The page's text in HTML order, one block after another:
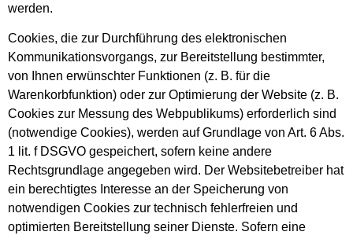
werden.
Cookies, die zur Durchführung des elektronischen
Kommunikationsvorgangs, zur Bereitstellung bestimmter,
von Ihnen erwünschter Funktionen (z. B. für die
Warenkorbfunktion) oder zur Optimierung der Website (z. B.
Cookies zur Messung des Webpublikums) erforderlich sind
(notwendige Cookies), werden auf Grundlage von Art. 6 Abs.
1 lit. f DSGVO gespeichert, sofern keine andere
Rechtsgrundlage angegeben wird. Der Websitebetreiber hat
ein berechtigtes Interesse an der Speicherung von
notwendigen Cookies zur technisch fehlerfreien und
optimierten Bereitstellung seiner Dienste. Sofern eine